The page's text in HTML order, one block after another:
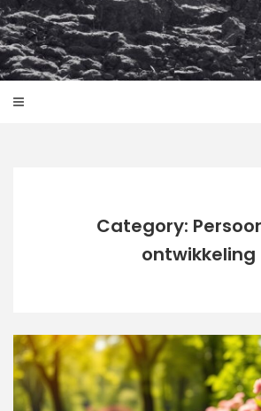
Category:
ontwikkeling